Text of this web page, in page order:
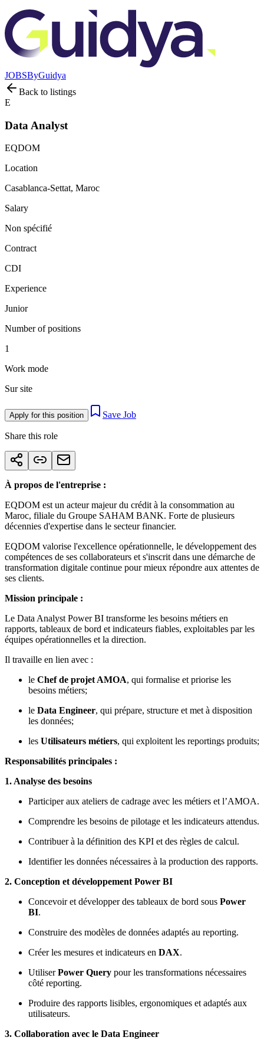
JOBSByGuidya
Back to listings
E
Data Analyst
EQDOM
Location
Casablanca-Settat, Maroc
Salary
Non spécifié
Contract
CDI
Experience
Junior
Number of positions
1
Work mode
Sur site
Apply for this position Save Job
Share this role
À propos de l'entreprise :
EQDOM est un acteur majeur du crédit à la consommation au
Maroc, filiale du Groupe SAHAM BANK. Forte de plusieurs
décennies d'expertise dans le secteur financier.
EQDOM valorise l'excellence opérationnelle, le développement des
compétences de ses collaborateurs et s'inscrit dans une démarche de
transformation digitale continue pour mieux répondre aux attentes de
ses clients.
Mission principale :
Le Data Analyst Power BI transforme les besoins métiers en
rapports, tableaux de bord et indicateurs fiables, exploitables par les
équipes opérationnelles et la direction.
Il travaille en lien avec :
le Chef de projet AMOA, qui formalise et priorise les
besoins métiers;
le Data Engineer, qui prépare, structure et met à disposition
les données;
les Utilisateurs métiers, qui exploitent les reportings produits;
Responsabilités principales :
1. Analyse des besoins
Participer aux ateliers de cadrage avec les métiers et l’AMOA.
Comprendre les besoins de pilotage et les indicateurs attendus.
Contribuer à la définition des KPI et des règles de calcul.
Identifier les données nécessaires à la production des rapports.
2. Conception et développement Power BI
Concevoir et développer des tableaux de bord sous Power
BI.
Construire des modèles de données adaptés au reporting.
Créer les mesures et indicateurs en DAX.
UtiliserPower Query pour les transformations nécessaires
côté reporting.
Produire des rapports lisibles, ergonomiques et adaptés aux
utilisateurs.
3. Collaboration avec le Data Engineer